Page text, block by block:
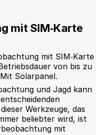
mit SIM‑Karte
mit SIM‑Karte
von bis zu
Solarpanel.
und Jagd kann
Werkzeuge, das
beliebter wird, ist
mit